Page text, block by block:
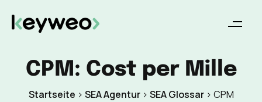
CPM: Cost per Mille
Startseite > SEA Agentur> SEA Glossar> CPM